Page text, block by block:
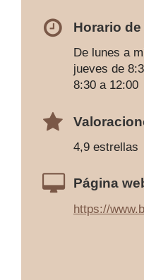
Horario
De lunes a
jueves de
8:30 a 12:00
4,9 estrellas
Página
https://